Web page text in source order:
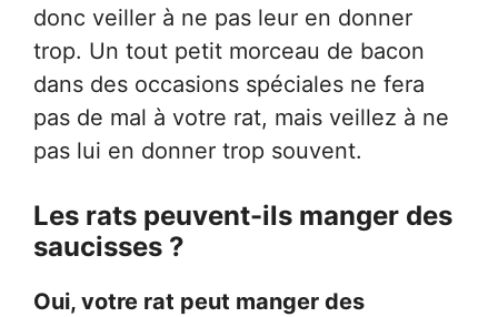
donc veiller à ne pas leur en donner
trop. Un tout petit morceau de bacon
dans des occasions spéciales ne fera
pas de mal à votre rat, mais veillez à ne
pas lui en donner trop souvent.
Les rats peuvent-ils manger des
saucisses ?
Oui, votre rat peut manger des